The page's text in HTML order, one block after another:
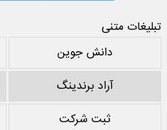
تبلیغات متنی
دانش جوین
آراد برندینگ
ثبت شرکت